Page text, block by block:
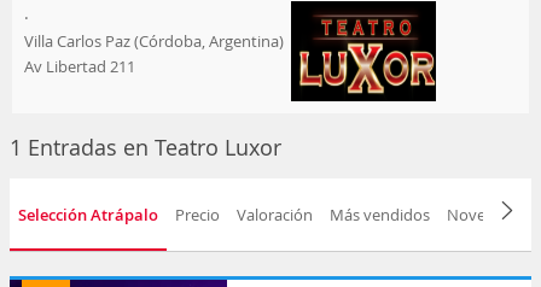
.
Villa Carlos Paz (Córdoba, Argentina)
Av Libertad 211
1 Entradas en Teatro Luxor
Selección Atrápalo Precio Valoración Más vendidos Novedad